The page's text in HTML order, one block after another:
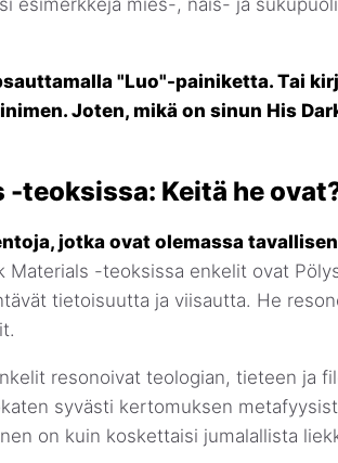
"Luo"-painiketta. Tai
Joten, mikä on sinun His
-teoksissa: Keitä he
jotka ovat olemassa tavallisen
Materials -teoksissa enkelit ovat
tietoisuutta ja viisautta. He
resonoivat teologian, tieteen ja
syvästi kertomuksen
on kuin koskettaisi jumalallista